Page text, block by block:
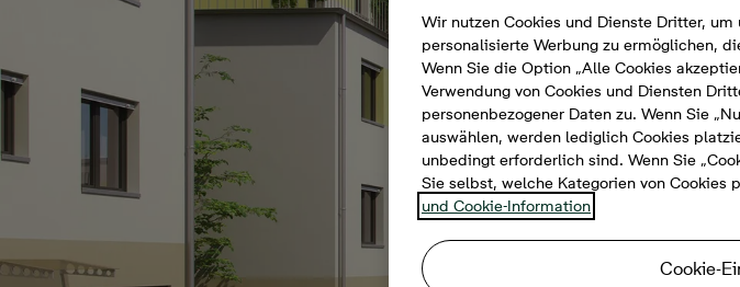
Wir nutzen Cookies und Dienste Dritter,
personalisierte Werbung zu ermöglichen,
Wenn Sie die Option „Alle Cookies
Verwendung von Cookies und Diensten
personenbezogener Daten zu. Wenn Sie
auswählen, werden lediglich Cookies
unbedingt erforderlich sind. Wenn Sie
Sie selbst, welche Kategorien von Cookies
und Cookie-Information
Cookie-